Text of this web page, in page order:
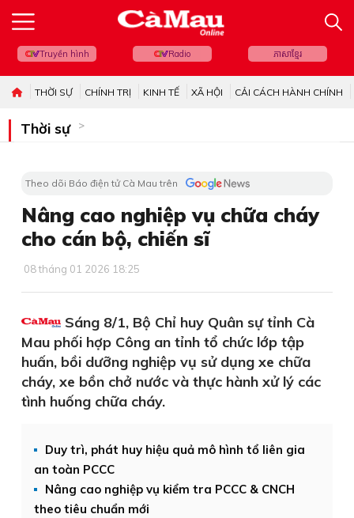
Truyền hình Radio ភាសាខ្មែរ
THỜI SỰ CHÍNH TRỊ KINH TẾ XÃ HỘI CẢI CÁCH HÀNH CHÍNH
Thời sự
Theo dõi Báo điện tử Cà Mau trên
Nâng cao nghiệp vụ chữa cháy
cho cán bộ, chiến sĩ
08 tháng 01 2026 18:25
Sáng 8/1, Bộ Chỉ huy Quân sự tỉnh Cà
Mau phối hợp Công an tỉnh tổ chức lớp tập
huấn, bồi dưỡng nghiệp vụ sử dụng xe chữa
cháy, xe bồn chở nước và thực hành xử lý các
tình huống chữa cháy.
Duy trì, phát huy hiệu quả mô hình tổ liên gia
an toàn PCCC
Nâng cao nghiệp vụ kiểm tra PCCC & CNCH
theo tiêu chuẩn mới